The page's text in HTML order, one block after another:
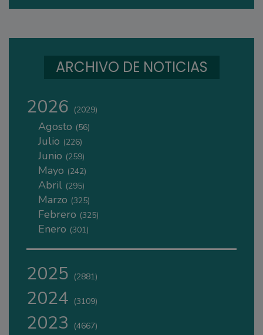
ARCHIVO DE NOTICIAS
2026 (2029)
Agosto (56)
Julio (226)
Junio (259)
Mayo (242)
Abril (295)
Marzo (325)
Febrero (325)
Enero (301)
2025 (2881)
2024 (3109)
2023 (4667)